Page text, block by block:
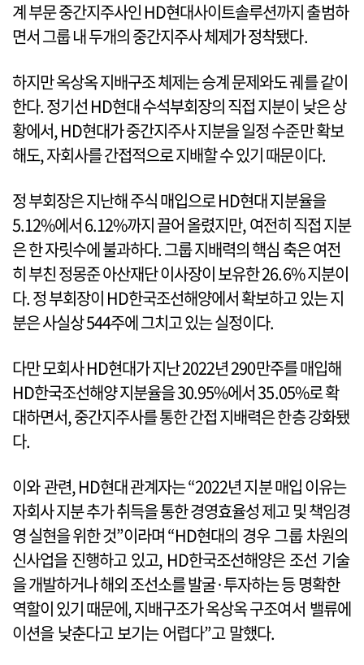
계 부문 중간지주사인 HD현대사이트솔루션까지 출범하
면서 그룹 내 두개의 중간지주사 체제가 정착됐다.
하지만 옥상옥 지배구조 체제는 승계 문제와도 궤를 같이
한다. 정기선 HD현대 수석부회장의 직접 지분이 낮은 상
황에서, HD현대가 중간지주사 지분을 일정 수준만 확보
해도, 자회사를 간접적으로 지배할 수 있기 때문이다.
정 부회장은 지난해 주식 매입으로 HD현대 지분율을
5.12%에서 6.12%까지 끌어 올렸지만, 여전히 직접 지분
은 한 자릿수에 불과하다. 그룹 지배력의 핵심 축은 여전
히 부친 정몽준 아산재단 이사장이 보유한 26.6% 지분이
다. 정 부회장이 HD한국조선해양에서 확보하고 있는 지
분은 사실상 544주에 그치고 있는 실정이다.
다만 모회사 HD현대가 지난 2022년 290만주를 매입해
HD한국조선해양 지분율을 30.95%에서 35.05%로 확
대하면서, 중간지주사를 통한 간접 지배력은 한층 강화됐
다.
이와 관련, HD현대 관계자는 “2022년 지분 매입 이유는
자회사 지분 추가 취득을 통한 경영효율성 제고 및 책임경
영 실현을 위한 것”이라며 “HD현대의 경우 그룹 차원의
신사업을 진행하고 있고, HD한국조선해양은 조선 기술
을 개발하거나 해외 조선소를 발굴·투자하는 등 명확한
역할이 있기 때문에, 지배구조가 옥상옥 구조여서 밸류에
이션을 낮춘다고 보기는 어렵다”고 말했다.